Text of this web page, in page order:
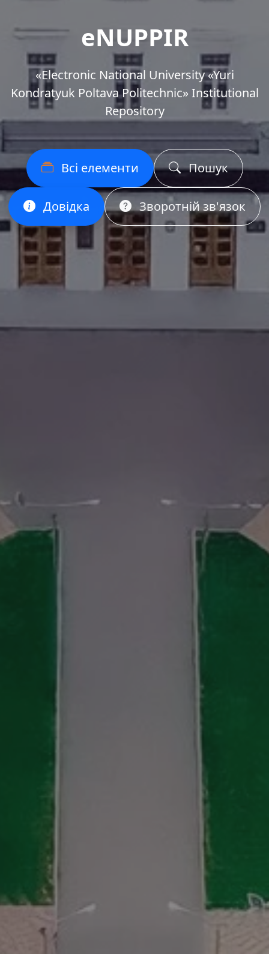
eNUPPIR
«Еlectronic National University «Yuri
Kondratyuk Poltava Politechnic» Institutional
Repository
Всі елементи Пошук
Довідка Зворотній зв'язок